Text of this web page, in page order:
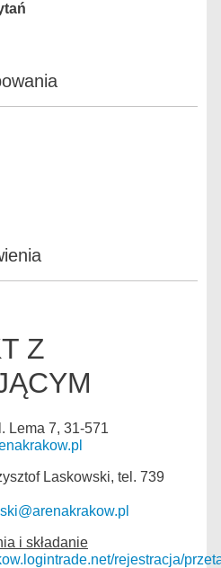
Z
Lema 7, 31-571
Laskowski, tel. 739
i składanie
rejestracja/